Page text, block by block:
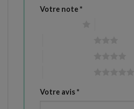
Votre note*
Votre avis*